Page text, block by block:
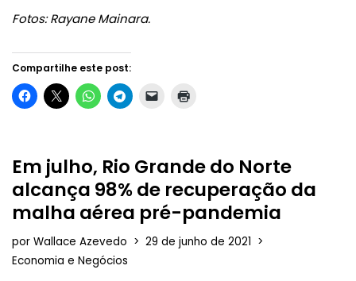
Fotos: Rayane Mainara.
Compartilhe este post:
Em julho, Rio Grande do Norte
alcança 98% de recuperação da
malha aérea pré-pandemia
por Wallace Azevedo
29 de junho de 2021
Economia e Negócios